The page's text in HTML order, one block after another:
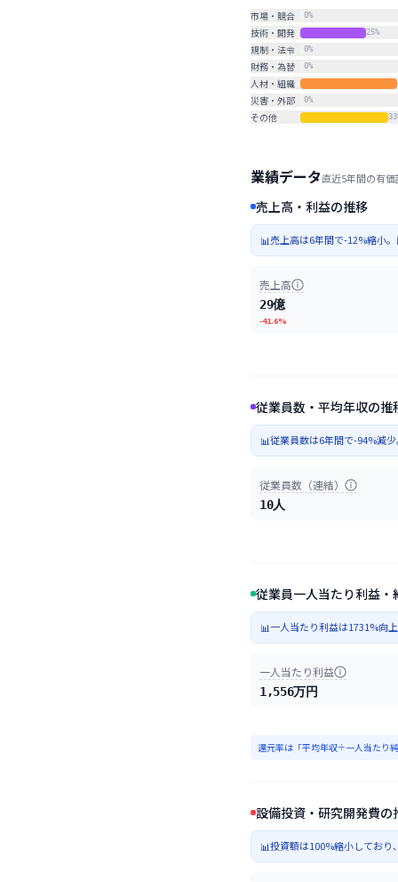
市場・競合
0%
技術・開発 25%
規制・法令 0%
財務・為替 0%
人材・組織
災害・外部 0%
その他 33
業績データ直近5年間の有
売上高・利益の推移
📊売上高は6年間で-12%縮小。
売上高
29億
-41.6%
従業員数・平均年収の推
📊従業員数は6年間で-94%減
従業員数（連結）
10人
従業員一人当たり利益・
📊一人当たり利益は1731%向
一人当たり利益
1,556万円
還元率は「平均年収÷一人当たり
設備投資・研究開発費の
📊投資額は100%縮小しており